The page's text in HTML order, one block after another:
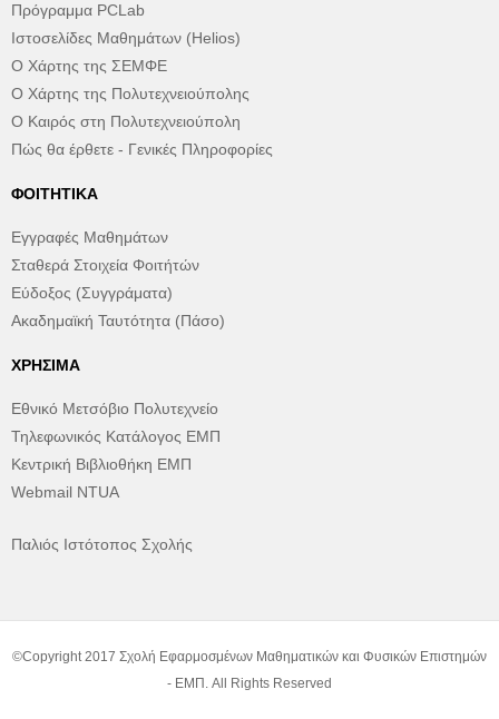
Πρόγραμμα PCLab
Ιστοσελίδες Μαθημάτων (Helios)
Ο Χάρτης της ΣΕΜΦΕ
Ο Χάρτης της Πολυτεχνειούπολης
Ο Καιρός στη Πολυτεχνειούπολη
Πώς θα έρθετε - Γενικές Πληροφορίες
ΦΟΙΤΗΤΙΚΆ
Εγγραφές Μαθημάτων
Σταθερά Στοιχεία Φοιτήτών
Εύδοξος (Συγγράματα)
Ακαδημαϊκή Ταυτότητα (Πάσο)
ΧΡΉΣΙΜΑ
Εθνικό Μετσόβιο Πολυτεχνείο
Τηλεφωνικός Κατάλογος ΕΜΠ
Κεντρική Βιβλιοθήκη ΕΜΠ
Webmail NTUA
Παλιός Ιστότοπος Σχολής
©Copyright 2017 Σχολή Εφαρμοσμένων Μαθηματικών και Φυσικών Επιστημών
- ΕΜΠ. All Rights Reserved